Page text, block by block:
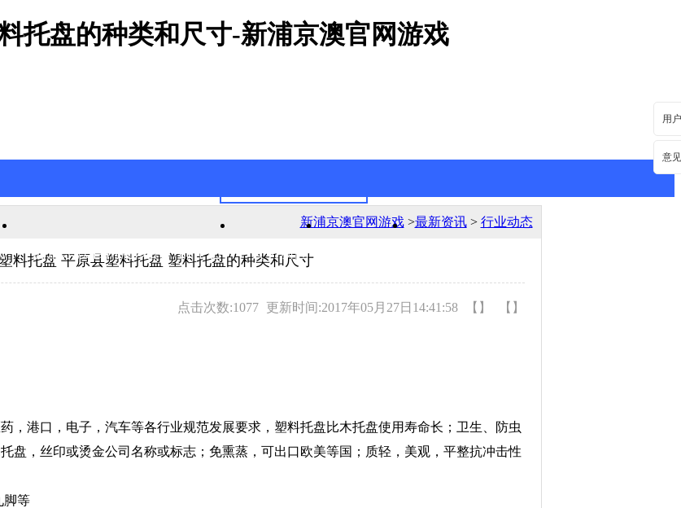
托盘的种类和尺寸-新浦京澳官网游戏
用
意
新浦京澳官网游戏的产品中心 公司新闻
新浦京澳官网游戏>最新资讯> 行业动态
料托盘 平原县塑料托盘 塑料托盘的种类和尺寸
点击次数:1077 更新时间:2017年05月27日14:41:58 【】 【】
，港口，电子，汽车等各行业规范发展要求，塑料托盘比木托盘使用寿命长；卫生、防虫
盘，丝印或烫金公司名称或标志；免熏蒸，可出口欧美等国；质轻，美观，平整抗冲击性
脚等